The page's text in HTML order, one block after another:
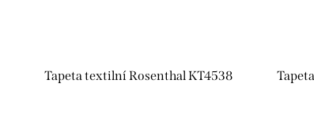
Tapeta textilní Rosenthal KT4538